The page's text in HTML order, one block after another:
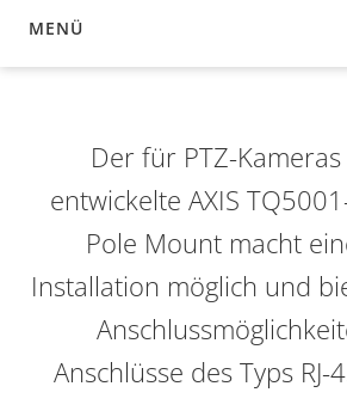
MENÜ
ÜBERSICHT
Der für PTZ-
entwickelte AXIS
Pole Mount macht
Installation möglich und
Anschlüsse des Typs RJ-